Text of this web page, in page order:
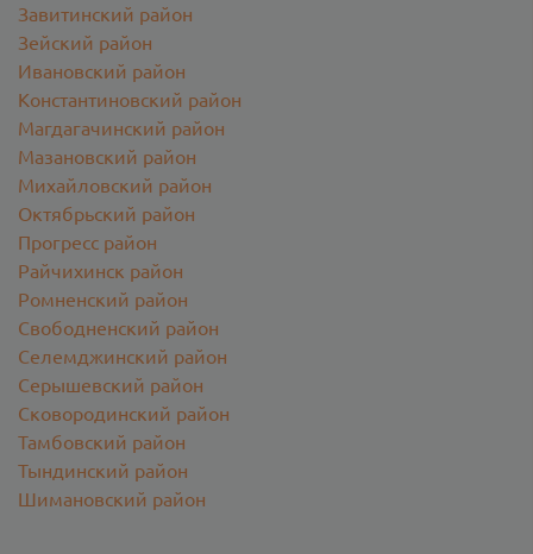
Завитинский район
Зейский район
Ивановский район
Константиновский район
Магдагачинский район
Мазановский район
Михайловский район
Октябрьский район
Прогресс район
Райчихинск район
Ромненский район
Свободненский район
Селемджинский район
Серышевский район
Сковородинский район
Тамбовский район
Тындинский район
Шимановский район